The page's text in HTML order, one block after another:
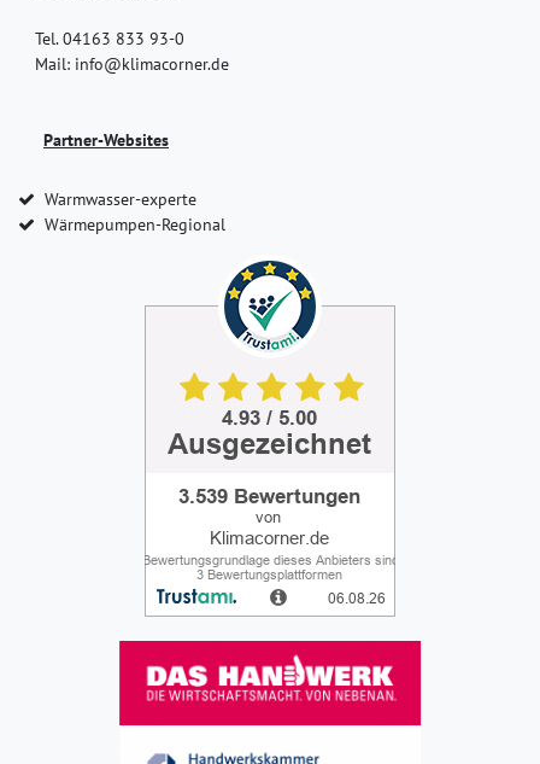
Tel. 04163 833 93-0
Mail: info@klimacorner.de
Partner-Websites
Warmwasser-experte
Wärmepumpen-Regional